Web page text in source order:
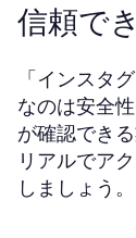
信頼で
「インスタ
なのは安全
が確認でき
リアルでア
しましょう。